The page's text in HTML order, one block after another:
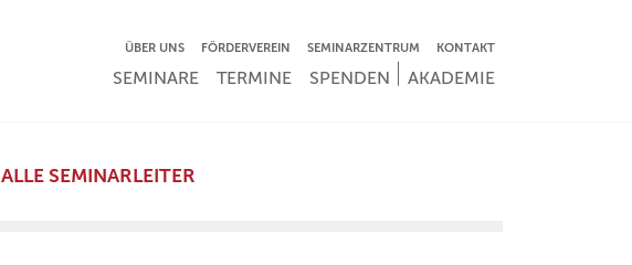
NAVIGATION ÜBERSPRINGEN
ÜBER UNS FÖRDERVEREIN SEMINARZENTRUM KONTAKT
NAVIGATION ÜBERSPRINGEN
SEMINARE TERMINE SPENDEN AKADEMIE
ALLE SEMINARLEITER